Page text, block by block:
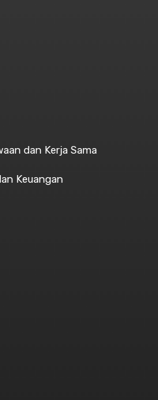
dan Kerja Sama
Keuangan